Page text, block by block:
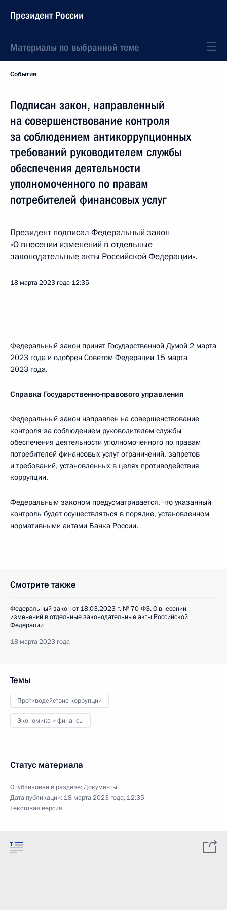
Президент России
Материалы по выбранной теме
События
Подписан закон, направленный
на совершенствование контроля
за соблюдением антикоррупционных
требований руководителем службы
обеспечения деятельности
уполномоченного по правам
потребителей финансовых услуг
Президент подписал Федеральный закон
«О внесении изменений в отдельные
законодательные акты Российской Федерации».
18 марта 2023 года 12:35
Федеральный закон принят Государственной Думой 2 марта
2023 года и одобрен Советом Федерации 15 марта
2023 года.
Справка Государственно-правового управления
Федеральный закон направлен на совершенствование
контроля за соблюдением руководителем службы
обеспечения деятельности уполномоченного по правам
потребителей финансовых услуг ограничений, запретов
и требований, установленных в целях противодействия
коррупции.
Федеральным законом предусматривается, что указанный
контроль будет осуществляться в порядке, установленном
нормативными актами Банка России.
Смотрите также
Федеральный закон от 18.03.2023 г. № 70-ФЗ. О внесении
изменений в отдельные законодательные акты Российской
Федерации
18 марта 2023 года
Темы
Противодействие коррупции
Экономика и финансы
Статус материала
Опубликован в разделе:Документы
Дата публикации: 18 марта 2023 года, 12:35
Текстовая версия